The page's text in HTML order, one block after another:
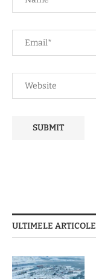
ULTIMELE ARTICOLE